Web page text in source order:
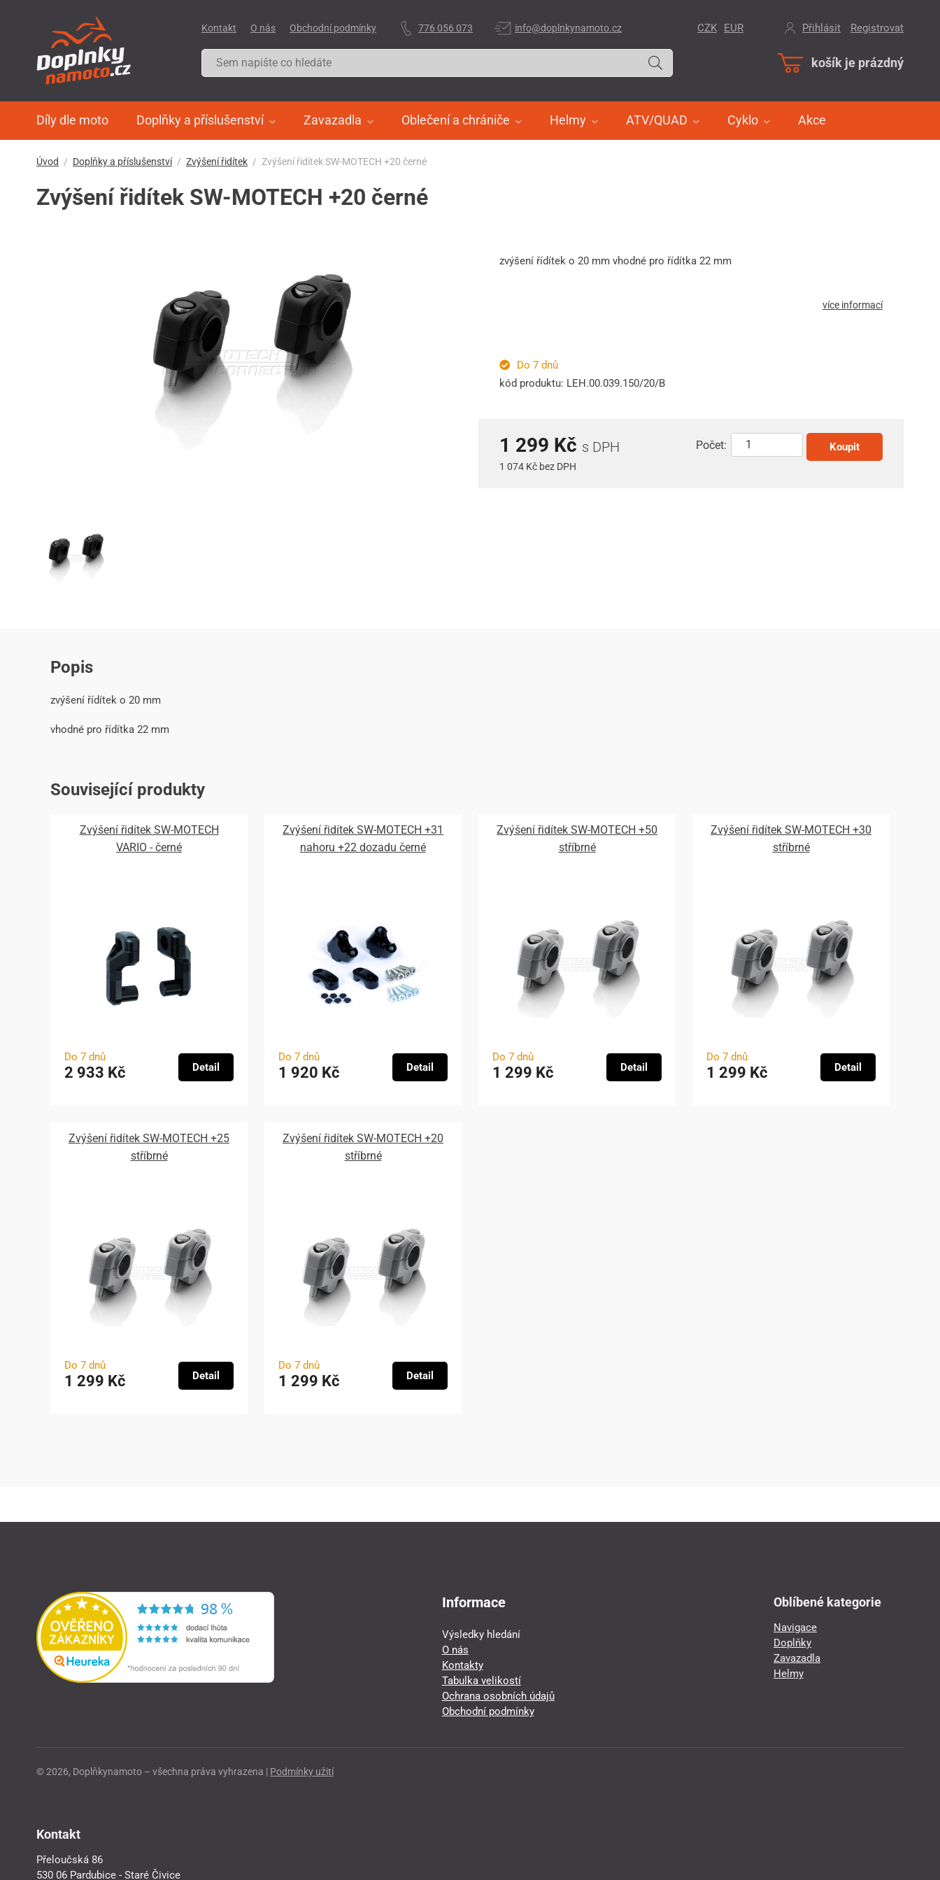
košík je prázdný
Díly dle moto Doplňky a příslušenství Zavazadla Oblečení a chrániče Helmy ATV/QUAD Cyklo Akce
CZK EUR Přihlásit Registrovat
Kontakt O nás Obchodní podmínky 776 056 073 info@doplnkynamoto.cz
Úvod Doplňky a příslušenství Zvýšení řidítek Zvýšení řidítek SW-MOTECH +20 černé
Zvýšení řidítek SW-MOTECH +20 černé
zvýšení řídítek o 20 mm vhodné pro řídítka 22 mm
více informací
Do 7 dnů
kód produktu: LEH.00.039.150/20/B
1 299 Kč s DPH
1 074 Kč bez DPH
Počet: Koupit
Popis
zvýšení řídítek o 20 mm
vhodné pro řídítka 22 mm
Související produkty
Zvýšení řidítek SW-MOTECH
VARIO - černé
Do 7 dnů
2 933 Kč Detail
Zvýšení řidítek SW-MOTECH +31
nahoru +22 dozadu černé
Do 7 dnů
1 920 Kč Detail
Zvýšení řidítek SW-MOTECH +50
stříbrné
Do 7 dnů
1 299 Kč Detail
Zvýšení řidítek SW-MOTECH +30
stříbrné
Do 7 dnů
1 299 Kč Detail
Zvýšení řidítek SW-MOTECH +25
stříbrné
Do 7 dnů
1 299 Kč Detail
Zvýšení řidítek SW-MOTECH +20
stříbrné
Do 7 dnů
1 299 Kč Detail
Informace
Výsledky hledání
O nás
Kontakty
Tabulka velikostí
Ochrana osobních údajů
Obchodní podmínky
Oblíbené kategorie
Navigace
Doplňky
Zavazadla
Helmy
© 2026, Doplňkynamoto – všechna práva vyhrazena | Podmínky užití
Kontakt
Přeloučská 86
530 06 Pardubice - Staré Čivice